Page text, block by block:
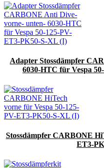
Adapter Stossdämpfer
6030-HTC für Vespa
Stossdämpfer CARBONE
ET3-